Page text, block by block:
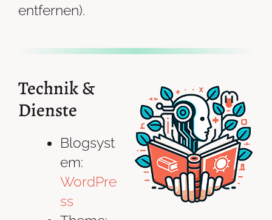
entfernen).
Technik &
Dienste
Blogsyst
em:
WordPre
ss